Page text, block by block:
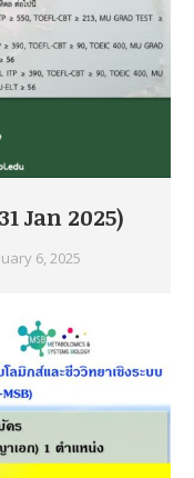
Jan 2025)
6, 2025